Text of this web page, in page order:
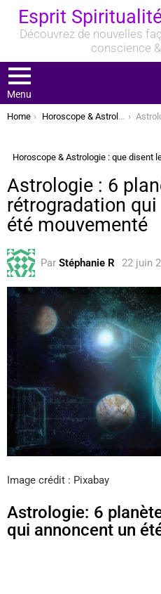
Esprit
Découvrez de nouvelles
conscience
Menu
You are here:
Home Horoscope & Astrologie : que disent les astres ? Astrologie : 6 planètes
Horoscope & Astrologie : que disent
Astrologie : 6
rétrogradation
été mouvementé
Par Stéphanie R 22 juin
Image crédit : Pixabay
Astrologie: 6
qui annoncent un